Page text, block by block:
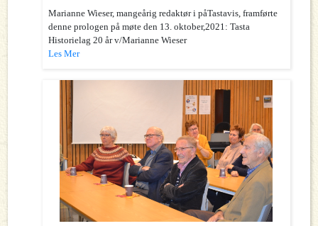
Marianne Wieser, mangeårig redaktør i påTastavis, framførte
denne prologen på møte den 13. oktober,2021: Tasta
Historielag 20 år v/Marianne Wieser
Les Mer